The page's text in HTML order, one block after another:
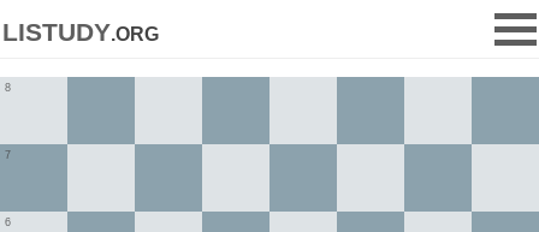
listudy.org
6
7
8